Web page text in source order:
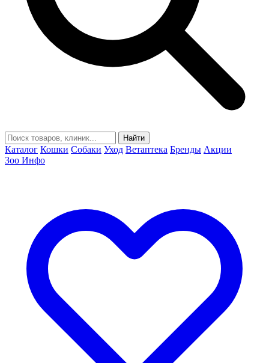
Найти
Каталог Кошки Собаки Уход Ветаптека Бренды Акции
Зоо Инфо